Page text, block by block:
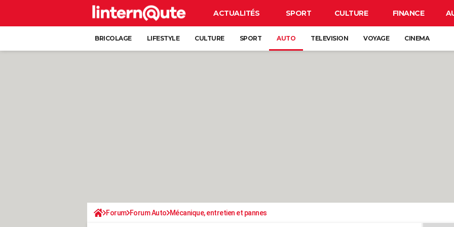
ACTUALITÉS SPORT CULTURE FINANCE
BRICOLAGE LIFESTYLE CULTURE SPORT AUTO TELEVISION VOYAGE CINEMA
Forum Forum Auto Mécanique, entretien et pannes